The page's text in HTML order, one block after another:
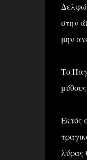
στην
μην
Το
Εκτός
λύρας